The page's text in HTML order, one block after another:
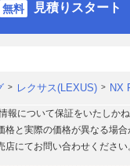
見積りスタート
レクサス(LEXUS) NX
報について保証をいたしか
格と実際の価格が異なる場合
店にてお問い合わせください